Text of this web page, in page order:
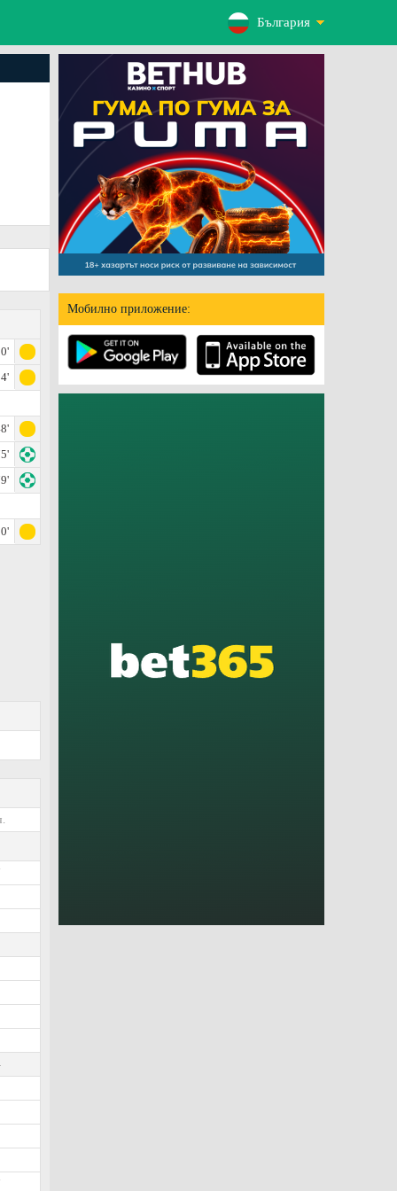
България
Мобилно приложение: